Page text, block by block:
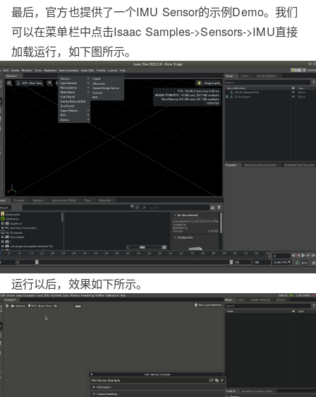
最后，官方也提供了一个IMU Sensor的示例Demo。我们
可以在菜单栏中点击Isaac Samples->Sensors->IMU直接
加载运行，如下图所示。
运行以后，效果如下所示。